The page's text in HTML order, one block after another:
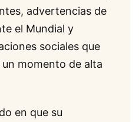
advertencias de
el Mundial y
sociales que
momento de alta
en que su